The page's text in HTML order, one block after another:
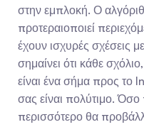
στην εμπλοκή. Ο
προτεραιοποιεί
έχουν ισχυρές σχέσεις
σημαίνει ότι κάθε
είναι ένα σήμα προς το
σας είναι πολύτιμο.
περισσότερο θα